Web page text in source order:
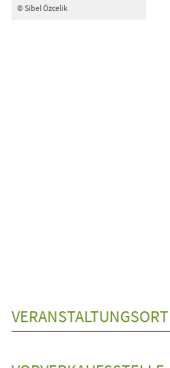
© Sibel Özcelik
VERANSTALTUNGSORT